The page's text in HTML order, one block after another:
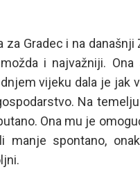
Gradec i na današnji
i najvažniji.
vijeku dala je jak
Na
Ona mu je
manje spontano,